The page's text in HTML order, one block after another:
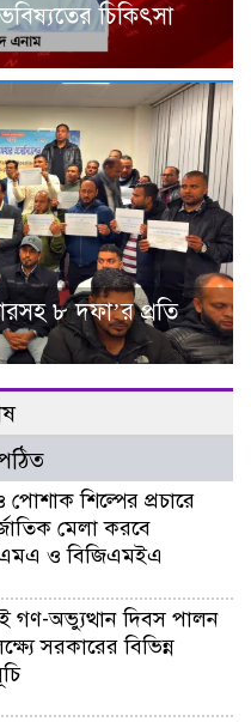
চিকিৎসা
৮ দফা’র প্রতি
ও পোশাক শিল্পের প্রচারে
মেলা করবে
ও বিজিএমইএ
গণ-অভ্যুত্থান দিবস পালন
সরকারের বিভিন্ন